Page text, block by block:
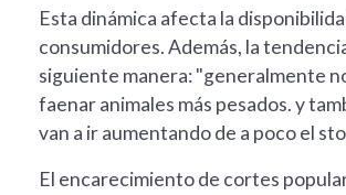
Esta dinámica afecta la
consumidores. Además, la
siguiente manera: "generalmente
faenar animales más pesados. y
van a ir aumentando de a poco el
El encarecimiento de cortes